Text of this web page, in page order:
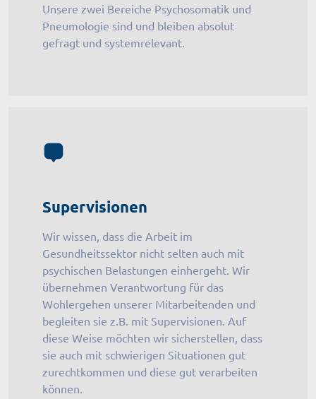
Unsere zwei Bereiche Psychosomatik und
Pneumologie sind und bleiben absolut
gefragt und systemrelevant.
Supervisionen
Wir wissen, dass die Arbeit im
Gesundheitssektor nicht selten auch mit
psychischen Belastungen einhergeht. Wir
übernehmen Verantwortung für das
Wohlergehen unserer Mitarbeitenden und
begleiten sie z.B. mit Supervisionen. Auf
diese Weise möchten wir sicherstellen, dass
sie auch mit schwierigen Situationen gut
zurechtkommen und diese gut verarbeiten
können.